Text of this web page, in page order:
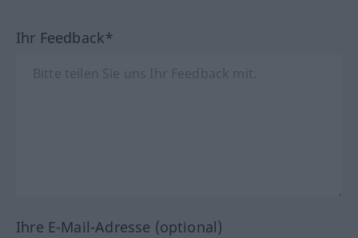
Ihr Feedback*
Ihre E-Mail-Adresse (optional)